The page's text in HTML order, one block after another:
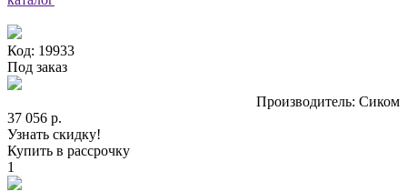
Код: 19933
Под заказ
Производитель: Сиком
37 056 р.
Узнать скидку!
Купить в рассрочку
1